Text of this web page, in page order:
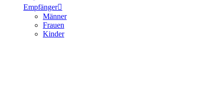
Empfänger
Männer
Frauen
Kinder